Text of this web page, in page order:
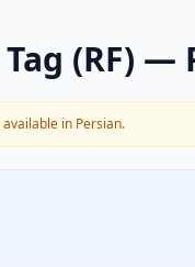
(RF) —
in Persian.